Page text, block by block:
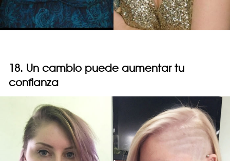
18. Un cambio puede aumentar tu
confianza